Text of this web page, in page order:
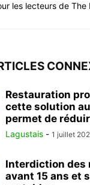
les lecteurs de The
Restauration
cette solution
permet de
Lagustais - 1 juillet
Interdiction des
avant 15 ans et